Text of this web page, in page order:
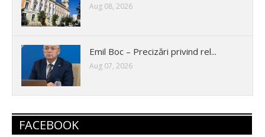
Aug 08, 2026
Emil Boc – Precizări privind rel...
Aug 07, 2026
FACEBOOK